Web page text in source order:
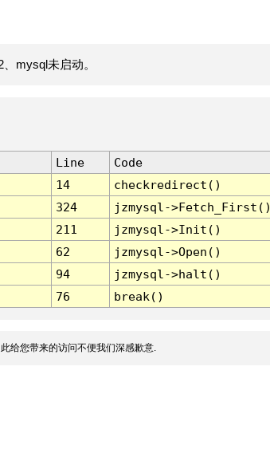
mysql未启动。
Line
Code
14
checkredirect()
324
jzmysql-
211
jzmysql->Init()
62
jzmysql->Open()
94
jzmysql->halt()
76 break()
给您带来的访问不便我们深感歉意.